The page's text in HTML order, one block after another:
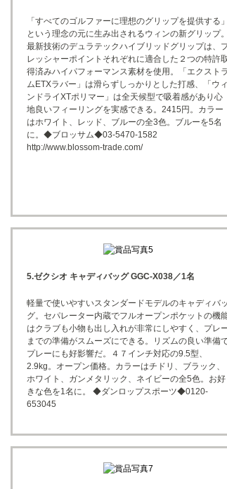
「すべてのゴルファーに理想のグリップを提供する」
という理念の元に生み出されるウィンの新グリップ。
最新技術のデュラテックハイブリッドグリップは、
レッシャーポイントそれぞれに適合した２つの特許
得済みハイパフォーマンス素材を使用。「エクストラ
ムETXラバー」は滑らずしっかりとした打感、「ウィ
ンドライXTポリマー」は全天候型で吸着感があり心
地良いフィーリングを実感できる。2415円。カラー
はホワイト、レッド、ブルーの全3色。ブルーを5名
に。◆ブロッサム◆03-5470-1582
http://www.blossom-trade.com/
5.ゼクシオ キャディバッグ GGC-X038／1名
軽量で使いやすいスタンダードモデルのキャディバッ
グ。セパレーター内蔵でフルオープンポケットの機
はクラブも小物も出し入れが非常にしやすく、プレ
までの準備がスムーズにできる。リズムの良い準備
プレーにも好影響だ。４７インチ対応の9.5型、
2.9kg。オープン価格。カラーはチドリ、ブラック、
ホワイト、ガンメタリック、ネイビーの全5色。お好
きな色を1名に。 ◆ダンロップスポーツ◆0120-
653045